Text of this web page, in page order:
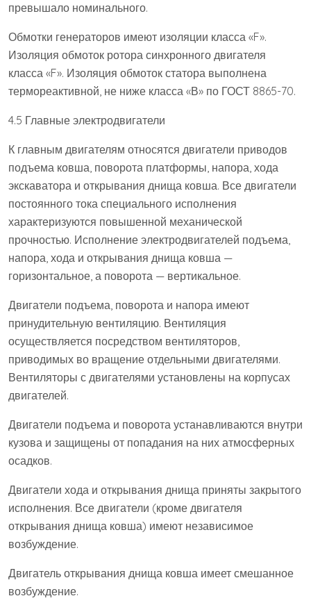
превышало номинального.
Обмотки генераторов имеют изоляции класса «F».
Изоляция обмоток ротора синхронного двигателя
класса «F». Изоляция обмоток статора выполнена
термореактивной, не ниже класса «В» по ГОСТ 8865-70.
4.5 Главные электродвигатели
К главным двигателям относятся двигатели приводов
подъема ковша, поворота платформы, напора, хода
экскаватора и открывания днища ковша. Все двигатели
постоянного тока специального исполнения
характеризуются повышенной механической
прочностью. Исполнение электродвигателей подъема,
напора, хода и открывания днища ковша —
горизонтальное, а поворота — вертикальное.
Двигатели подъема, поворота и напора имеют
принудительную вентиляцию. Вентиляция
осуществляется посредством вентиляторов,
приводимых во вращение отдельными двигателями.
Вентиляторы с двигателями установлены на корпусах
двигателей.
Двигатели подъема и поворота устанавливаются внутри
кузова и защищены от попадания на них атмосферных
осадков.
Двигатели хода и открывания днища приняты закрытого
исполнения. Все двигатели (кроме двигателя
открывания днища ковша) имеют независимое
возбуждение.
Двигатель открывания днища ковша имеет смешанное
возбуждение.